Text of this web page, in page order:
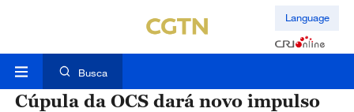
Language
Busca
Cúpula da OCS dará novo impulso